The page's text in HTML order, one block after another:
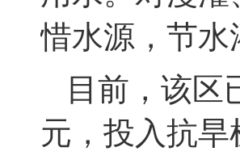
惜水源，节水
目前，该区
元，投入抗旱